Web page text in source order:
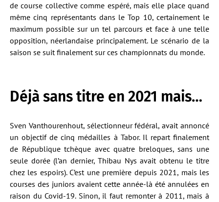
de course collective comme espéré, mais elle place quand
même cinq représentants dans le Top 10, certainement le
maximum possible sur un tel parcours et face à une telle
opposition, néerlandaise principalement. Le scénario de la
saison se suit finalement sur ces championnats du monde.
Déjà sans titre en 2021 mais…
Sven Vanthourenhout, sélectionneur fédéral, avait annoncé
un objectif de cinq médailles à Tabor. Il repart finalement
de République tchèque avec quatre breloques, sans une
seule dorée (l’an dernier, Thibau Nys avait obtenu le titre
chez les espoirs). C’est une première depuis 2021, mais les
courses des juniors avaient cette année-là été annulées en
raison du Covid-19. Sinon, il faut remonter à 2011, mais à